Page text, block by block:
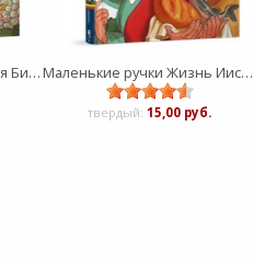
Маленькие ручки Детская Библия Маленькие ручки Жизнь Иисуса
твердый: 15,00 руб.